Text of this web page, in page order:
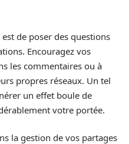
de poser des questions
Encouragez vos
les commentaires ou à
propres réseaux. Un tel
un effet boule de
votre portée.
la gestion de vos partages